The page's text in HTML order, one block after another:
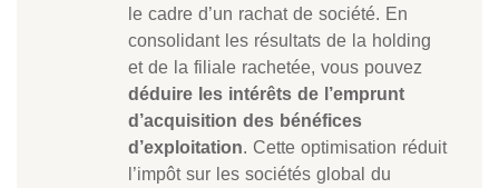
le cadre d’un rachat de société. En
consolidant les résultats de la holding
et de la filiale rachetée, vous pouvez
déduire les intérêts de l’emprunt
d’acquisition des bénéfices
d’exploitation. Cette optimisation réduit
l’impôt sur les sociétés global du